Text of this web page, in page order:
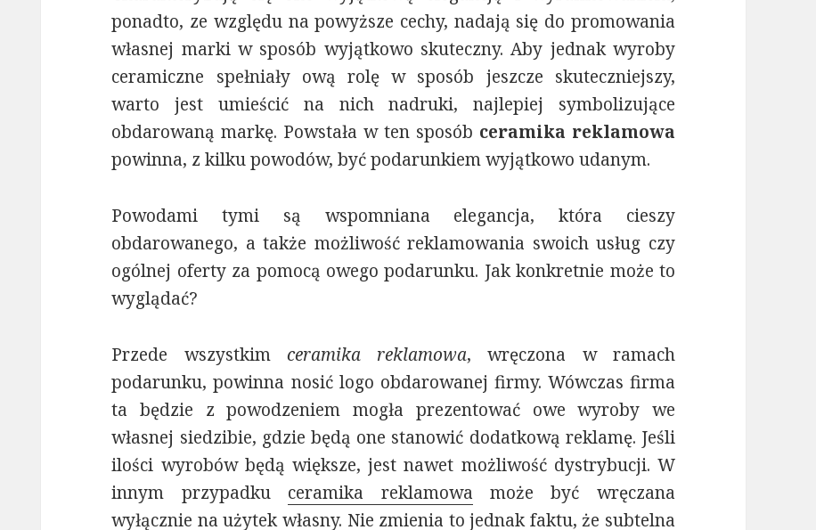
ponadto, ze względu na powyższe cechy, nadają się do promowania
własnej marki w sposób wyjątkowo skuteczny. Aby jednak wyroby
ceramiczne spełniały ową rolę w sposób jeszcze skuteczniejszy,
warto jest umieścić na nich nadruki, najlepiej symbolizujące
obdarowaną markę. Powstała w ten sposób ceramika reklamowa
powinna, z kilku powodów, być podarunkiem wyjątkowo udanym.
Powodami tymi są wspomniana elegancja, która cieszy
obdarowanego, a także możliwość reklamowania swoich usług czy
ogólnej oferty za pomocą owego podarunku. Jak konkretnie może to
wyglądać?
Przede wszystkim ceramika reklamowa, wręczona w ramach
podarunku, powinna nosić logo obdarowanej firmy. Wówczas firma
ta będzie z powodzeniem mogła prezentować owe wyroby we
własnej siedzibie, gdzie będą one stanowić dodatkową reklamę. Jeśli
ilości wyrobów będą większe, jest nawet możliwość dystrybucji. W
innym przypadku ceramika reklamowa może być wręczana
wyłącznie na użytek własny. Nie zmienia to jednak faktu, że subtelna